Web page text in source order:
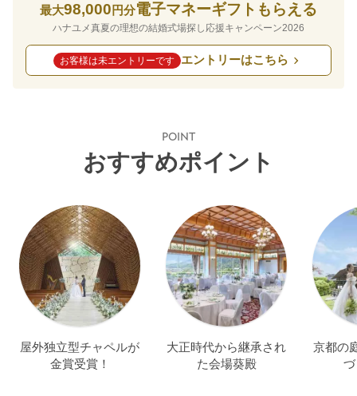
最大98,000 円分電子マネーギフトもらえる
ハナユメ真夏の理想の結婚式場探し応援キャンペーン2026
お客様は未エントリーです エントリーはこちら
POINT
おすすめポイント
屋外独立型チャペルが
金賞受賞！
大正時代から継承され
た会場葵殿
京都の